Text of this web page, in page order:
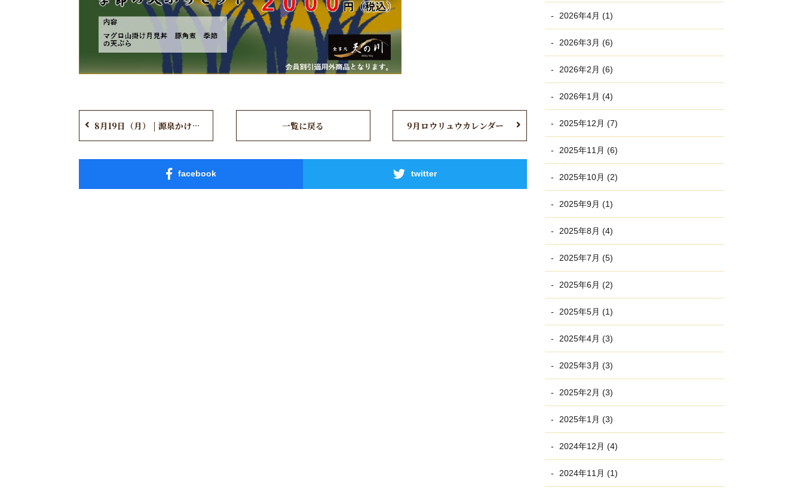
9月ロウリュウカレンダー
一覧に戻る
8月19日（月） | 源泉かけ流し「ぬる湯」開催！
facebook twitter
2026年4月 (1)
2026年3月 (6)
2026年2月 (6)
2026年1月 (4)
2025年12月 (7)
2025年11月 (6)
2025年10月 (2)
2025年9月 (1)
2025年8月 (4)
2025年7月 (5)
2025年6月 (2)
2025年5月 (1)
2025年4月 (3)
2025年3月 (3)
2025年2月 (3)
2025年1月 (3)
2024年12月 (4)
2024年11月 (1)